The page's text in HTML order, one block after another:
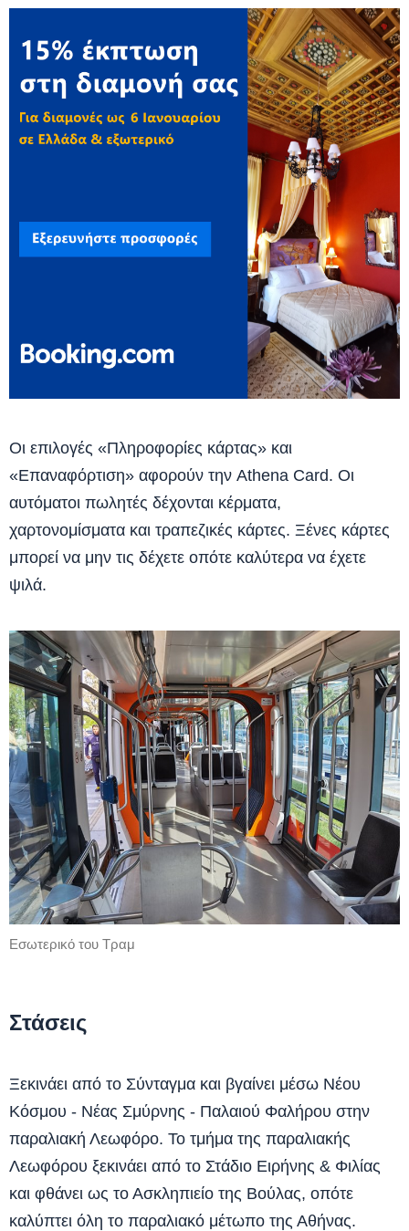
Οι επιλογές «Πληροφορίες κάρτας» και
«Επαναφόρτιση» αφορούν την Athena Card. Οι
αυτόματοι πωλητές δέχονται κέρματα,
χαρτονομίσματα και τραπεζικές κάρτες. Ξένες κάρτες
μπορεί να μην τις δέχετε οπότε καλύτερα να έχετε
ψιλά.
Εσωτερικό του Τραμ
Στάσεις
Ξεκινάει από το Σύνταγμα και βγαίνει μέσω Νέου
Κόσμου - Νέας Σμύρνης - Παλαιού Φαλήρου στην
παραλιακή Λεωφόρο. Το τμήμα της παραλιακής
Λεωφόρου ξεκινάει από το Στάδιο Ειρήνης & Φιλίας
και φθάνει ως το Ασκληπιείο της Βούλας, οπότε
καλύπτει όλη το παραλιακό μέτωπο της Αθήνας.